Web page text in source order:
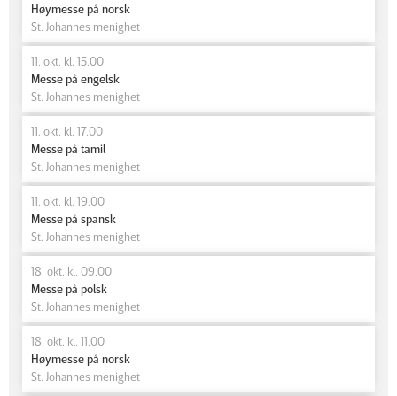
Høymesse på norsk
St. Johannes menighet
11. okt. kl. 15.00
Messe på engelsk
St. Johannes menighet
11. okt. kl. 17.00
Messe på tamil
St. Johannes menighet
11. okt. kl. 19.00
Messe på spansk
St. Johannes menighet
18. okt. kl. 09.00
Messe på polsk
St. Johannes menighet
18. okt. kl. 11.00
Høymesse på norsk
St. Johannes menighet